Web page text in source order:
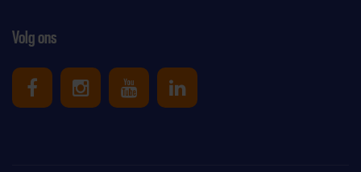
Volg ons
Uniek Sporten op Facebook
Uniek Sporten op Instagram
Uniek Sporten op Youtube
Uniek Sporten op